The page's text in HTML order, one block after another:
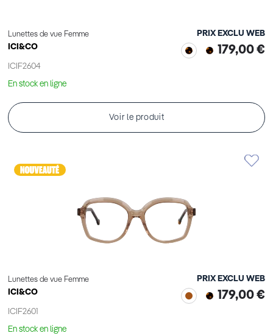
Lunettes de vue Femme
ICI&CO
ICIF2604
PRIX EXCLU WEB
179,00 €
En stock en ligne
Voir le produit
Lunettes de vue Femme
ICI&CO
ICIF2601
PRIX EXCLU WEB
179,00 €
En stock en ligne